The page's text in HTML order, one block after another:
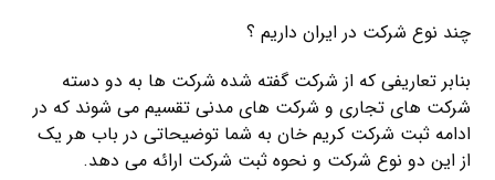
چند نوع شرکت در ایران داریم ؟
بنابر تعاریفی که از شرکت گفته شده شرکت ها به دو دسته
شرکت های تجاری و شرکت های مدنی تقسیم می شوند که در
ادامه ثبت شرکت کریم خان به شما توضیحاتی در باب هر یک
از این دو نوع شرکت و نحوه ثبت شرکت ارائه می دهد.